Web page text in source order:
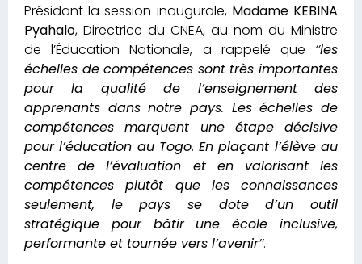
Présidant la session inaugurale, Madame KEBINA
Pyahalo, Directrice du CNEA, au nom du Ministre
de l’Éducation Nationale, a rappelé que ‘’les
échelles de compétences sont très importantes
pour la qualité de l’enseignement des
apprenants dans notre pays. Les échelles de
compétences marquent une étape décisive
pour l’éducation au Togo. En plaçant l’élève au
centre de l’évaluation et en valorisant les
compétences plutôt que les connaissances
seulement, le pays se dote d’un outil
stratégique pour bâtir une école inclusive,
performante et tournée vers l’avenir’’.